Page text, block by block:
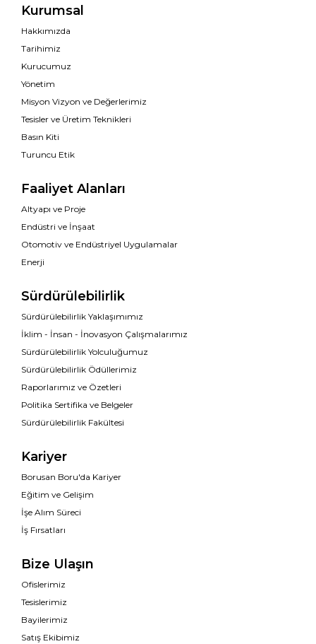
Kurumsal
Hakkımızda
Tarihimiz
Kurucumuz
Yönetim
Misyon Vizyon ve Değerlerimiz
Tesisler ve Üretim Teknikleri
Basın Kiti
Turuncu Etik
Faaliyet Alanları
Altyapı ve Proje
Endüstri ve İnşaat
Otomotiv ve Endüstriyel Uygulamalar
Enerji
Sürdürülebilirlik
Sürdürülebilirlik Yaklaşımımız
İklim - İnsan - İnovasyon Çalışmalarımız
Sürdürülebilirlik Yolculuğumuz
Sürdürülebilirlik Ödüllerimiz
Raporlarımız ve Özetleri
Politika Sertifika ve Belgeler
Sürdürülebilirlik Fakültesi
Kariyer
Borusan Boru'da Kariyer
Eğitim ve Gelişim
İşe Alım Süreci
İş Fırsatları
Bize Ulaşın
Ofislerimiz
Tesislerimiz
Bayilerimiz
Satış Ekibimiz